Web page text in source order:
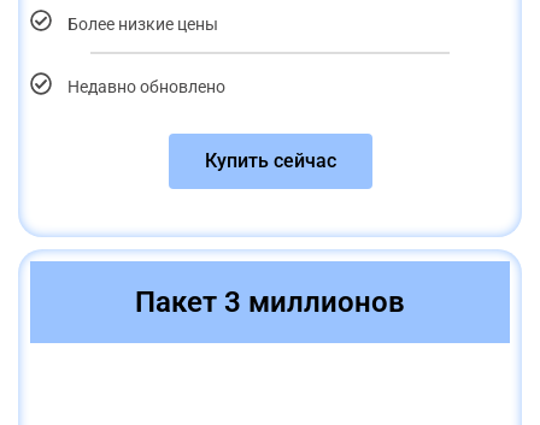
Более низкие цены
Недавно обновлено
Купить сейчас
Пакет 3 миллионов